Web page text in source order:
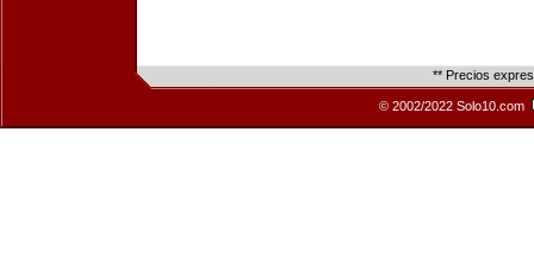
** Precios
© 2002/2022 Solo10.com